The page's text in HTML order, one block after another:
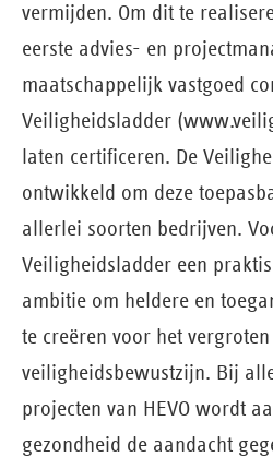
vermijden. Om dit te
eerste advies- en
maatschappelijk vastgoed
Veiligheidsladder
laten certificeren. De
ontwikkeld om deze
allerlei soorten bedrijven.
Veiligheidsladder een
ambitie om heldere en
te creëren voor het
veiligheidsbewustzijn. Bij
projecten van HEVO wordt
gezondheid de aandacht